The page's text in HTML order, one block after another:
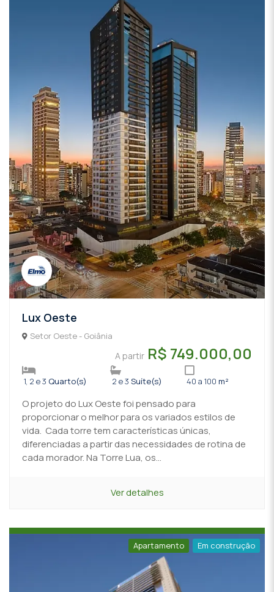
Lux Oeste
Setor Oeste - Goiânia
A partir R$ 749.000,00
1, 2 e 3 Quarto(s) 2 e 3 Suíte(s) 40 a 100 m²
O projeto do Lux Oeste foi pensado para
proporcionar o melhor para os variados estilos de
vida. Cada torre tem características únicas,
diferenciadas a partir das necessidades de rotina de
cada morador. Na Torre Lua, os...
Ver detalhes
Apartamento Em construção